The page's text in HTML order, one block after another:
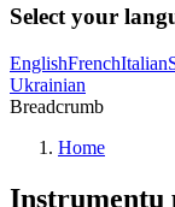
Select your
EnglishFrenchItalian
Ukrainian
Breadcrumb
Home
Instrumentų